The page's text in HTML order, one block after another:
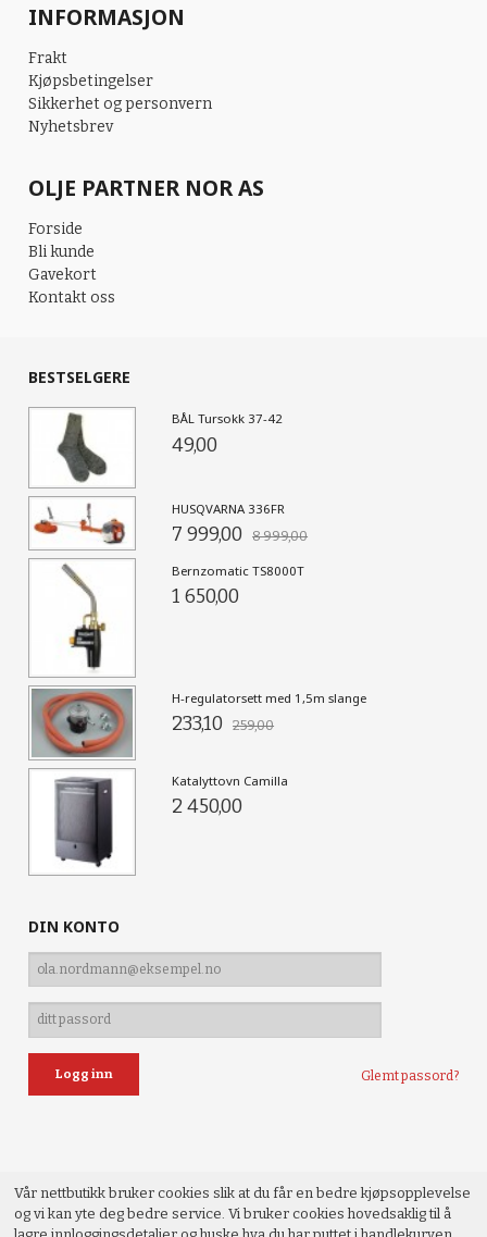
INFORMASJON
Frakt
Kjøpsbetingelser
Sikkerhet og personvern
Nyhetsbrev
OLJE PARTNER NOR AS
Forside
Bli kunde
Gavekort
Kontakt oss
BESTSELGERE
BÅL Tursokk 37-42
49,00
HUSQVARNA 336FR
7 999,00 8 999,00
Bernzomatic TS8000T
1 650,00
H-regulatorsett med 1,5m slange
233,10 259,00
Katalyttovn Camilla
2 450,00
DIN KONTO
Glemt passord?
Vår nettbutikk bruker cookies slik at du får en bedre kjøpsopplevelse
og vi kan yte deg bedre service. Vi bruker cookies hovedsaklig til å